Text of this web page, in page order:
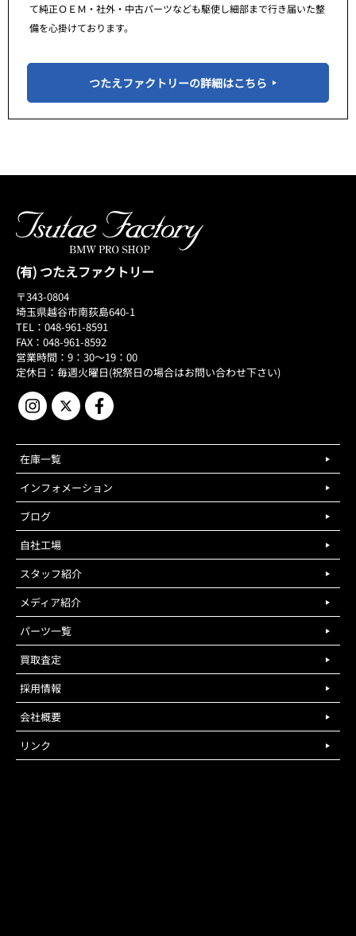
て純正ＯＥＭ・社外・中古パーツなども駆使し細部まで行き届いた整
備を心掛けております。
つたえファクトリーの詳細はこちら
(有) つたえファクトリー
〒343-0804
埼玉県越谷市南荻島640-1
TEL：048-961-8591
FAX：048-961-8592
営業時間：9：30～19：00
定休日：毎週火曜日(祝祭日の場合はお問い合わせ下さい)
在庫一覧
インフォメーション
ブログ
自社工場
スタッフ紹介
メディア紹介
パーツ一覧
買取査定
採用情報
会社概要
リンク